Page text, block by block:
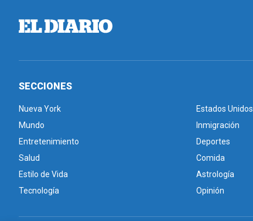
SECCIONES
Nueva York
Estados Unidos
Mundo
Inmigración
Entretenimiento
Deportes
Salud
Comida
Estilo de Vida
Astrología
Tecnología
Opinión